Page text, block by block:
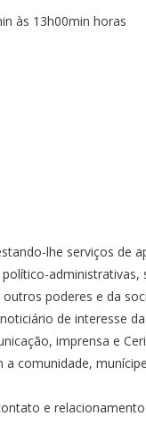
às 13h00min horas
lhe serviços de
poderes e da
de interesse
imprensa e
comunidade,
e